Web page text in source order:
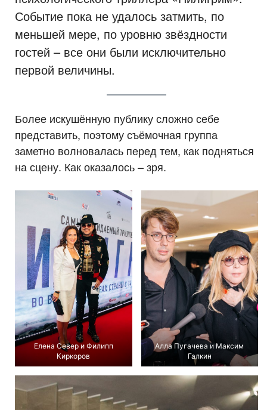
Событие пока не удалось затмить, по
меньшей мере, по уровню звёздности
гостей – все они были исключительно
первой величины.
Более искушённую публику сложно себе
представить, поэтому съёмочная группа
заметно волновалась перед тем, как подняться
на сцену. Как оказалось – зря.
Елена Север и Филипп
Киркоров
Алла Пугачева и Максим
Галкин